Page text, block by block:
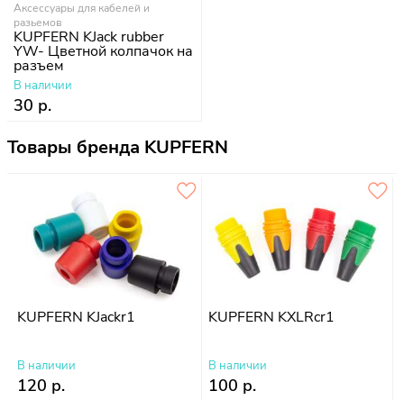
Аксессуары для кабелей и
разьемов
KUPFERN KJack rubber
YW- Цветной колпачок на
разъем
В наличии
30 р.
Товары бренда KUPFERN
KUPFERN KJackr1
В наличии
120 р.
KUPFERN KXLRcr1
В наличии
100 р.